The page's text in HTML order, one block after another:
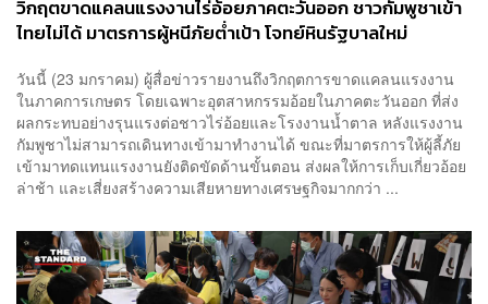
วิกฤตขาดแคลนแรงงานไร่อ้อยภาคตะวันออก ชาวกัมพูชาเข้า
ไทยไม่ได้ มาตรการผู้หนีภัยต่ำเป้า โจทย์หินรัฐบาลใหม่
วันนี้ (23 มกราคม) ผู้สื่อข่าวรายงานถึงวิกฤตการขาดแคลนแรงงาน
ในภาคการเกษตร โดยเฉพาะอุตสาหกรรมอ้อยในภาคตะวันออก ที่ส่ง
ผลกระทบอย่างรุนแรงต่อชาวไร่อ้อยและโรงงานน้ำตาล หลังแรงงาน
กัมพูชาไม่สามารถเดินทางเข้ามาทำงานได้ ขณะที่มาตรการให้ผู้ลี้ภัย
เข้ามาทดแทนแรงงานยังติดขัดด้านขั้นตอน ส่งผลให้การเก็บเกี่ยวอ้อย
ล่าช้า และเสี่ยงสร้างความเสียหายทางเศรษฐกิจมากกว่า ...